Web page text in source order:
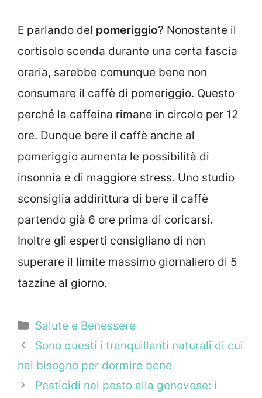
E parlando del pomeriggio? Nonostante il
cortisolo scenda durante una certa fascia
oraria, sarebbe comunque bene non
consumare il caffè di pomeriggio. Questo
perché la caffeina rimane in circolo per 12
ore. Dunque bere il caffè anche al
pomeriggio aumenta le possibilità di
insonnia e di maggiore stress. Uno studio
sconsiglia addirittura di bere il caffè
partendo già 6 ore prima di coricarsi.
Inoltre gli esperti consigliano di non
superare il limite massimo giornaliero di 5
tazzine al giorno.
Categorie
Salute e Benessere
Sono questi i tranquillanti naturali di cui
hai bisogno per dormire bene
Pesticidi nel pesto alla genovese: i